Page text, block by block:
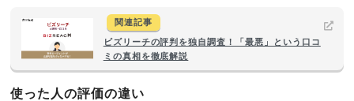
関連記事
ビズリーチの評判を独自調査！「最悪」という口コ
ミの真相を徹底解説
使った人の評価の違い